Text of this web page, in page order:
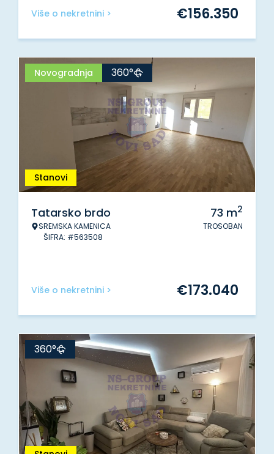
Više o nekretnini > €156.350
Stanovi
Novogradnja 360°
Tatarsko brdo
SREMSKA KAMENICA
ŠIFRA: #563508
73 m2
TROSOBAN
Više o nekretnini > €173.040
360°